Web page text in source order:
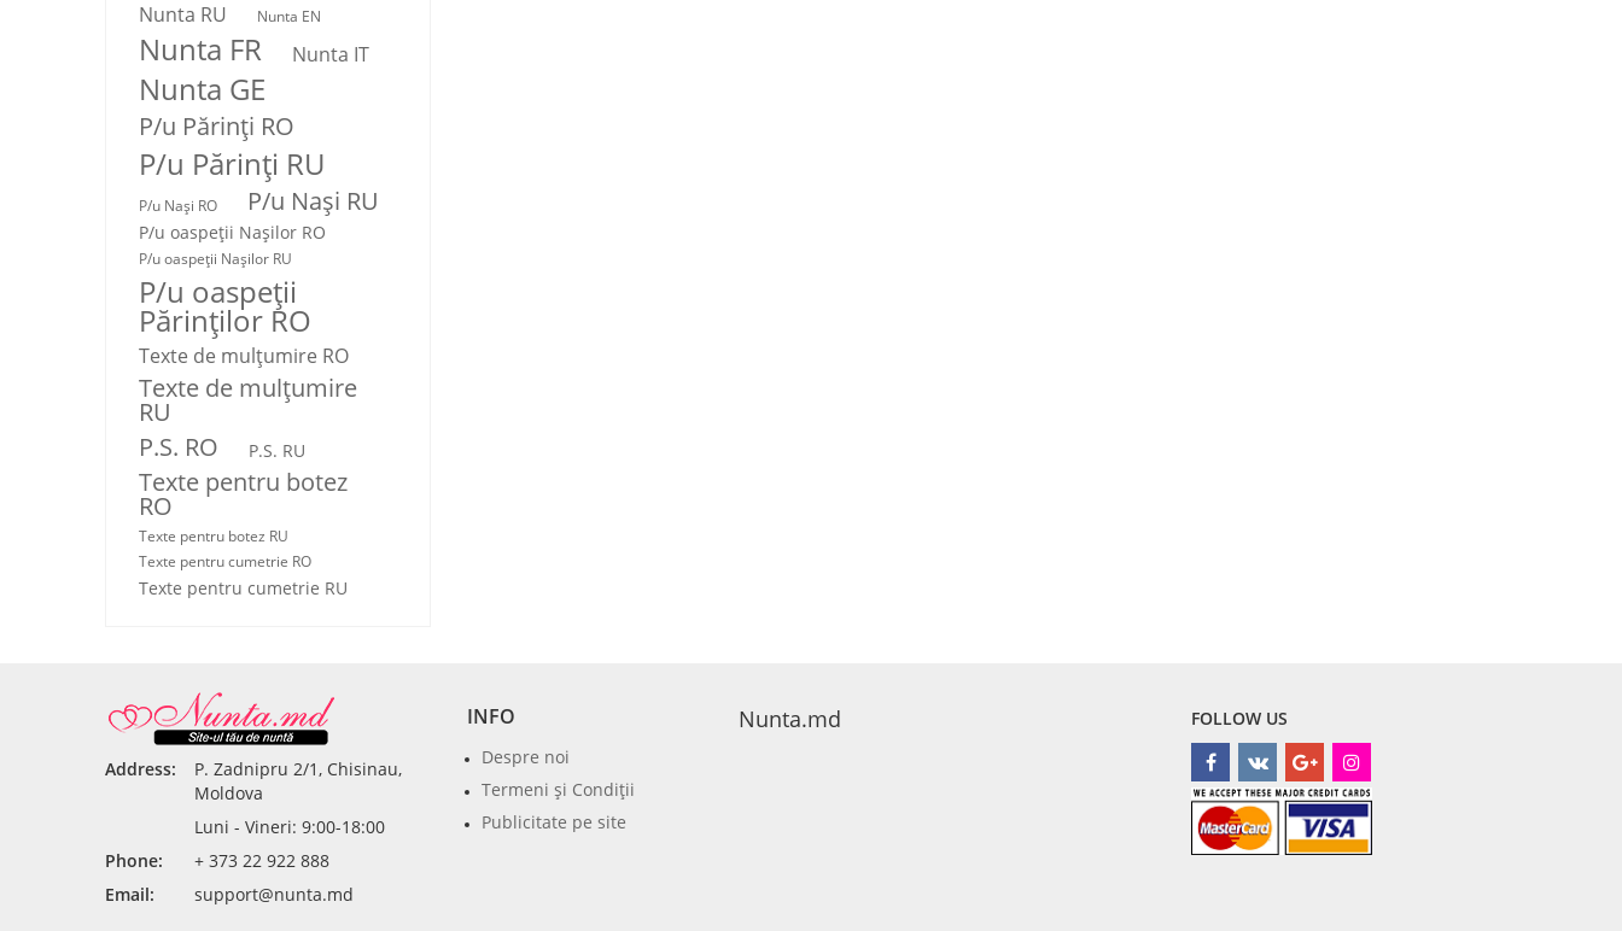
Nunta RU Nunta EN
Nunta FR Nunta IT
Nunta GE
P/u Părinți RO
P/u Părinți RU
P/u Nași RO P/u Nași RU
P/u oaspeții Nașilor RO
P/u oaspeții Nașilor RU
P/u oaspeţii
Părinţilor RO
Texte de mulţumire RO
Texte de mulţumire
RU
P.S. RO
P.S. RU
Texte pentru botez
RO
Texte pentru botez RU
Texte pentru cumetrie RO
Texte pentru cumetrie RU
Address:
P. Zadnipru 2/1, Chisinau,
Moldova
Luni - Vineri: 9:00-18:00
Phone:
+ 373 22 922 888
Email:
support@nunta.md
INFO
Despre noi
Termeni şi Condiţii
Publicitate pe site
Nunta.md FOLLOW US